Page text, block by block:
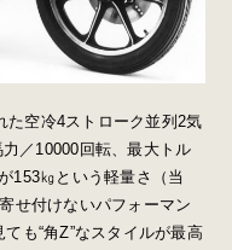
た空冷4ストローク並列2気
／10000回転、最大トル
153㎏という軽量さ（当
せ付けないパフォーマン
も“角Z”なスタイルが最高